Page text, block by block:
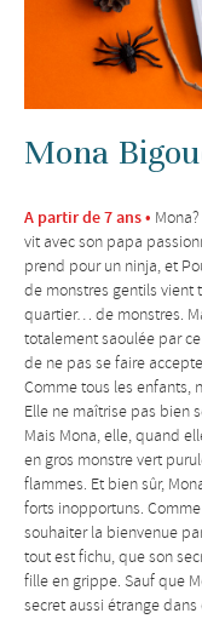
Mona
A partir de 7 ans •
vit avec son papa
prend pour un ninja, et
de monstres gentils vient
quartier… de monstres.
totalement saoulée par
de ne pas se faire
Comme tous les enfants,
Elle ne maîtrise pas bien
Mais Mona, elle, quand
en gros monstre vert
flammes. Et bien sûr,
forts inopportuns.
souhaiter la bienvenue
tout est fichu, que son
fille en grippe. Sauf que
secret aussi étrange